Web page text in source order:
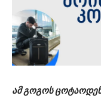
ამ გოგოს